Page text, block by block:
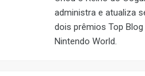
administra e atualiza
dois prêmios Top
Nintendo World.